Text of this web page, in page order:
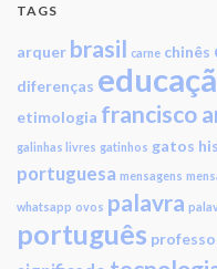
TAGS
arquer brasil carne chinês
diferenças
etimologia francisco
galinhas livres gatinhos gatos
portuguesa mensagens
whatsapp ovos palavra
português